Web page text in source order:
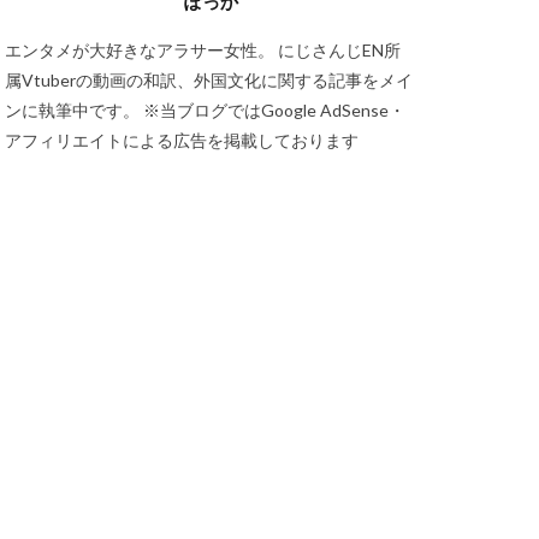
エンタメが大好きなアラサー女性。 にじさんじEN所
属Vtuberの動画の和訳、外国文化に関する記事をメイ
ンに執筆中です。 ※当ブログではGoogle AdSense・
アフィリエイトによる広告を掲載しております